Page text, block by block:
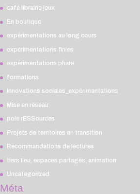
café librairie jeux
En boutique
expérimentations au long cours
expérimentations finies
expérimentations phare
formations
innovations sociales_expérimentations
Mise en réseau
pole rESSources
Projets de territoires en transition
Recommandations de lectures
tiers lieu, espaces partagés, animation
Uncategorized
Méta